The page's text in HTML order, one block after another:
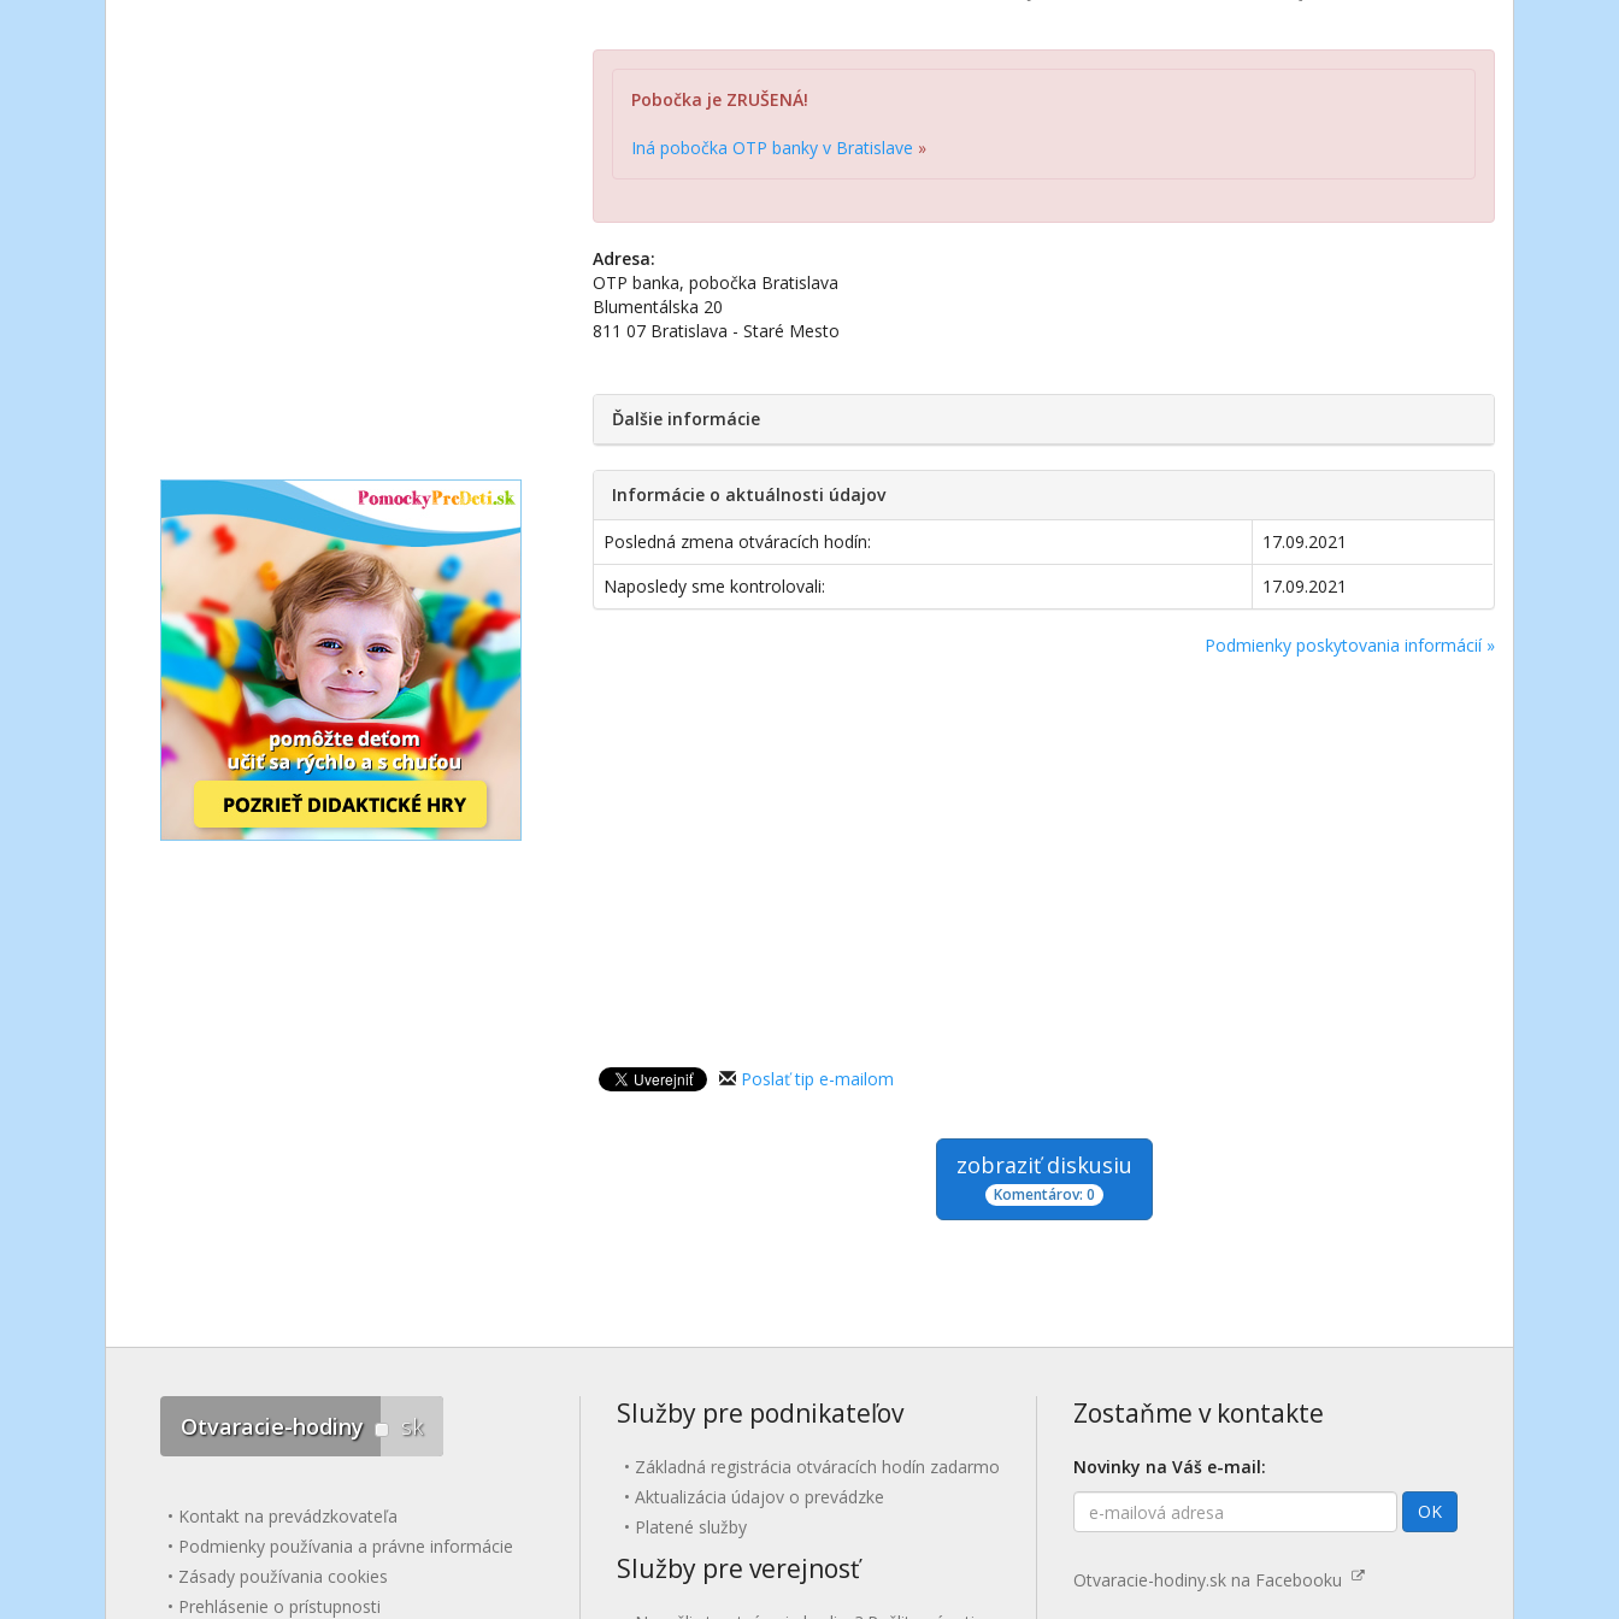
Pobočka je ZRUŠENÁ!
Iná pobočka OTP banky v Bratislave »
Adresa:
OTP banka, pobočka Bratislava
Blumentálska 20
811 07 Bratislava - Staré Mesto
Ďalšie informácie
Informácie o aktuálnosti údajov
Posledná zmena otváracích hodín:
17.09.2021
Naposledy sme kontrolovali:
17.09.2021
Podmienky poskytovania informácií »
Poslať tip e-mailom
zobraziť diskusiu
Komentárov: 0
Otvaracie-hodiny sk
Kontakt na prevádzkovateľa
Podmienky používania a právne informácie
Zásady používania cookies
Prehlásenie o prístupnosti
Služby pre podnikateľov
Základná registrácia otváracích hodín zadarmo
Aktualizácia údajov o prevádzke
Platené služby
Služby pre verejnosť
Zostaňme v kontakte
Novinky na Váš e-mail:
E-
mailová
OK
Otvaracie-hodiny.sk na Facebooku